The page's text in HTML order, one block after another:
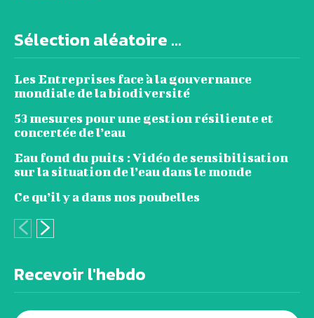
Sélection aléatoire ...
Les Entreprises face à la gouvernance
mondiale de la biodiversité
53 mesures pour une gestion résiliente et
concertée de l’eau
Eau fond du puits : Vidéo de sensibilisation
sur la situation de l’eau dans le monde
Ce qu’il y a dans nos poubelles
Recevoir l'hebdo